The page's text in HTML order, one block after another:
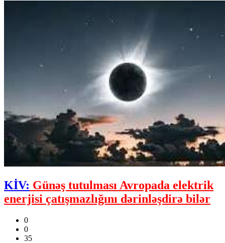
KİV: Günəş tutulması Avropada elektrik
enerjisi çatışmazlığını dərinləşdirə bilər
0
0
35